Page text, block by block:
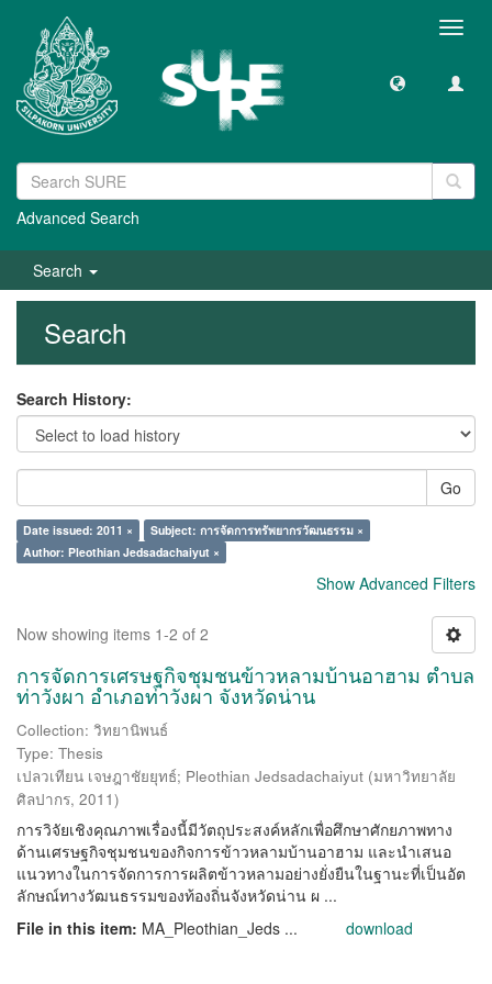
Advanced Search
Search
Search
Search History:
Go
Date issued: 2011 ×
Subject: การจัดการทรัพยากรวัฒนธรรม ×
Author: Pleothian Jedsadachaiyut ×
Show Advanced Filters
Now showing items 1-2 of 2
การจัดการเศรษฐกิจชุมชนข้าวหลามบ้านอาฮาม ตำบล
ท่าวังผา อำเภอท่าวังผา จังหวัดน่าน
Collection: วิทยานิพนธ์
Type: Thesis
เปลวเทียน เจษฎาชัยยุทธ์; Pleothian Jedsadachaiyut (มหาวิทยาลัย
ศิลปากร, 2011)
การวิจัยเชิงคุณภาพเรื่องนี้มีวัตถุประสงค์หลักเพื่อศึกษาศักยภาพทาง
ด้านเศรษฐกิจชุมชนของกิจการข้าวหลามบ้านอาฮาม และนำเสนอ
แนวทางในการจัดการการผลิตข้าวหลามอย่างยั่งยืนในฐานะที่เป็นอัต
ลักษณ์ทางวัฒนธรรมของท้องถิ่นจังหวัดน่าน ผ ...
File in this item: MA_Pleothian_Jeds ... download